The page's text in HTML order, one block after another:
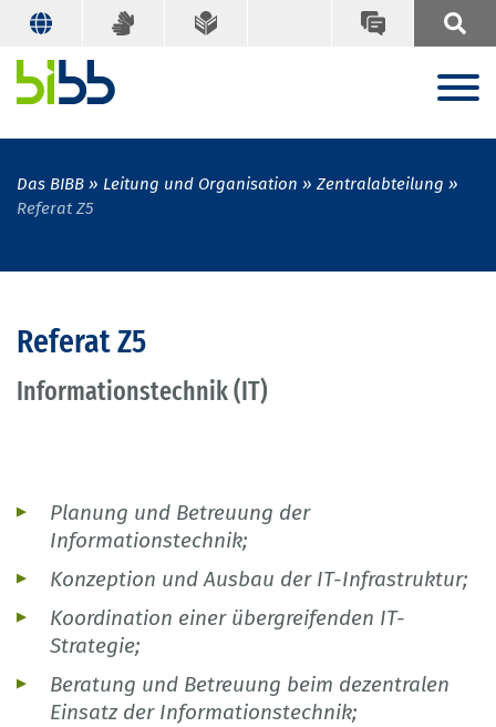
Das BIBB Leitung und Organisation
Zentralabteilung
Referat Z5
Referat Z5
Informationstechnik (IT)
Planung und Betreuung der
Informationstechnik;
Konzeption und Ausbau der IT-Infrastruktur;
Koordination einer übergreifenden IT-
Strategie;
Beratung und Betreuung beim dezentralen
Einsatz der Informationstechnik;